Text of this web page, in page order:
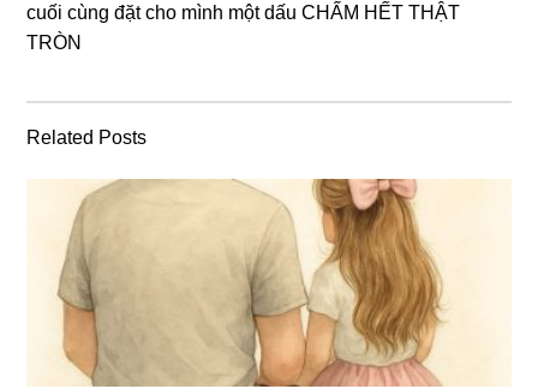
cuối cùnɡ đặt cho mình một dấu CHẤM HẾT THẬT
TRÒN
Related Posts